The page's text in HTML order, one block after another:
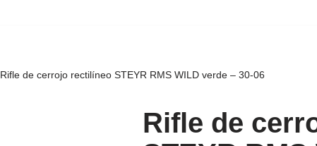
Rifle de cerrojo rectilíneo STEYR RMS WILD verde – 30-06
Rifle de